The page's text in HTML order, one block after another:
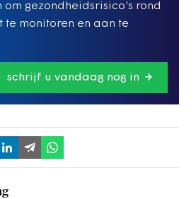
gezondheidsrisico's rond
monitoren en aan te
schrijf u vandaag nog in